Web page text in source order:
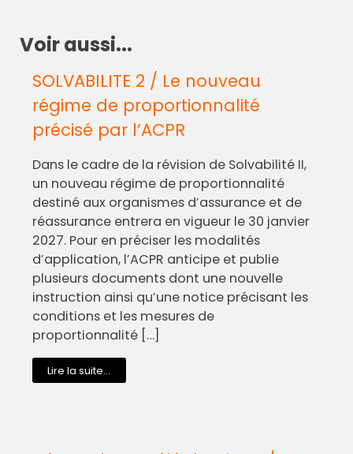
Voir aussi...
SOLVABILITE 2 / Le nouveau
régime de proportionnalité
précisé par l’ACPR
Dans le cadre de la révision de Solvabilité II,
un nouveau régime de proportionnalité
destiné aux organismes d’assurance et de
réassurance entrera en vigueur le 30 janvier
2027. Pour en préciser les modalités
d’application, l’ACPR anticipe et publie
plusieurs documents dont une nouvelle
instruction ainsi qu’une notice précisant les
conditions et les mesures de
proportionnalité […]
Lire la suite...